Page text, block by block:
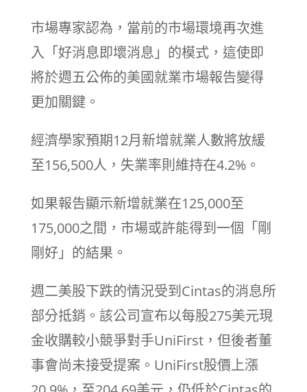
市場專家認為，當前的市場環境再次進
入「好消息即壞消息」的模式，這使即
將於週五公佈的美國就業市場報告變得
更加關鍵。
經濟學家預期12月新增就業人數將放緩
至156,500人，失業率則維持在4.2%。
如果報告顯示新增就業在125,000至
175,000之間，市場或許能得到一個「剛
剛好」的結果。
週二美股下跌的情況受到Cintas的消息所
部分抵銷。該公司宣布以每股275美元現
金收購較小競爭對手UniFirst，但後者董
事會尚未接受提案。UniFirst股價上漲